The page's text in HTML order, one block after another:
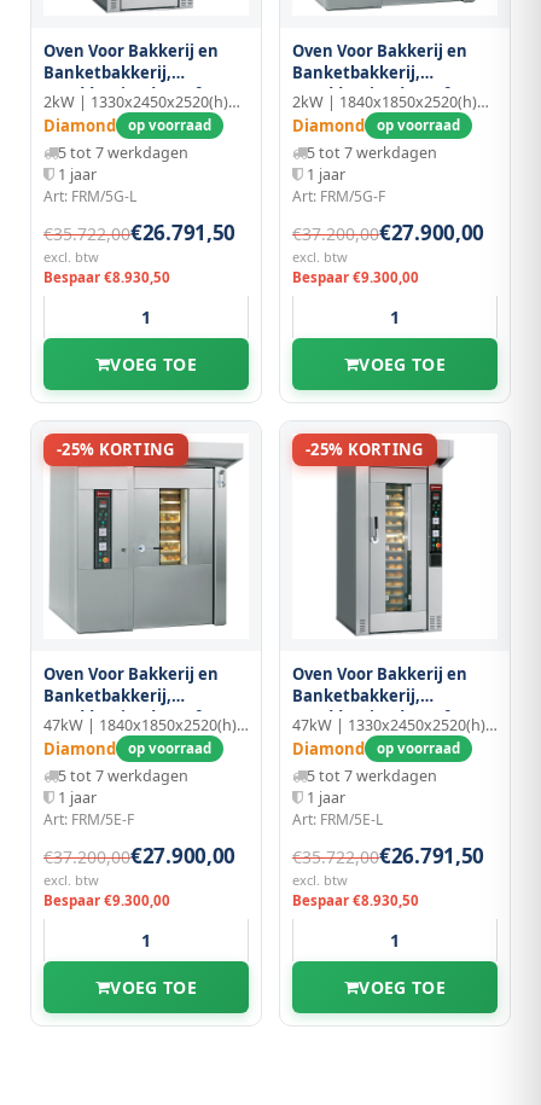
Oven Voor Bakkerij en
Banketbakkerij,
Ronddraaiend, 15 of 18
Niv.(600x800 Mm)
2kW | 1330x2450x2520(h)mm
Diamond op voorraad
5 tot 7 werkdagen
1 jaar
Art: FRM/5G-L
€35.722,00€26.791,50
excl. btw
Bespaar €8.930,50
VOEG TOE
Oven Voor Bakkerij en
Banketbakkerij,
Ronddraaiend, 15 of 18
Niv.(600x800 Mm)
2kW | 1840x1850x2520(h)mm
Diamond op voorraad
5 tot 7 werkdagen
1 jaar
Art: FRM/5G-F
€37.200,00€27.900,00
excl. btw
Bespaar €9.300,00
VOEG TOE
-25% KORTING
Oven Voor Bakkerij en
Banketbakkerij,
Ronddraaiend, 15 of 18
Niv.(600x800 Mm)
47kW | 1840x1850x2520(h)mm
Diamond op voorraad
5 tot 7 werkdagen
1 jaar
Art: FRM/5E-F
€37.200,00€27.900,00
excl. btw
Bespaar €9.300,00
VOEG TOE
-25% KORTING
Oven Voor Bakkerij en
Banketbakkerij,
Ronddraaiend, 15 of 18
Niv.(600x800 Mm)
47kW | 1330x2450x2520(h)mm
Diamond op voorraad
5 tot 7 werkdagen
1 jaar
Art: FRM/5E-L
€35.722,00€26.791,50
excl. btw
Bespaar €8.930,50
VOEG TOE